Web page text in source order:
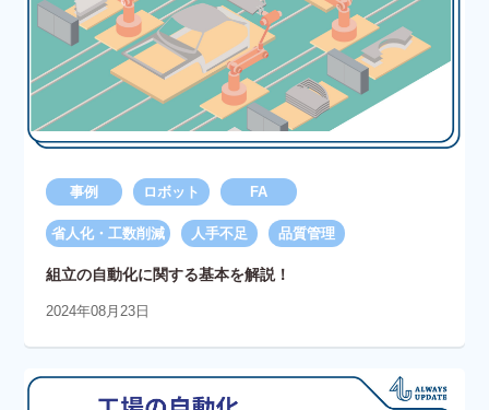
事例 ロボット FA
省人化・工数削減 人手不足 品質管理
組立の自動化に関する基本を解説！
2024年08月23日